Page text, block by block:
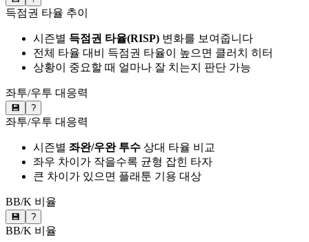
득점권 타율 추이
시즌별 득점권 타율(RISP) 변화를 보여줍니다
전체 타율 대비 득점권 타율이 높으면 클러치 히터
상황이 중요할 때 얼마나 잘 치는지 판단 가능
좌투/우투 대응력
💾 ?
좌투/우투 대응력
시즌별 좌완/우완 투수 상대 타율 비교
좌우 차이가 작을수록 균형 잡힌 타자
큰 차이가 있으면 플래툰 기용 대상
BB/K 비율
💾 ?
BB/K 비율